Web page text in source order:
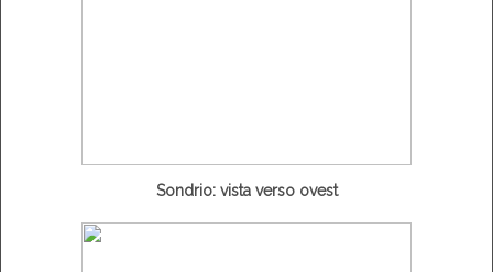
Sondrio: vista verso ovest